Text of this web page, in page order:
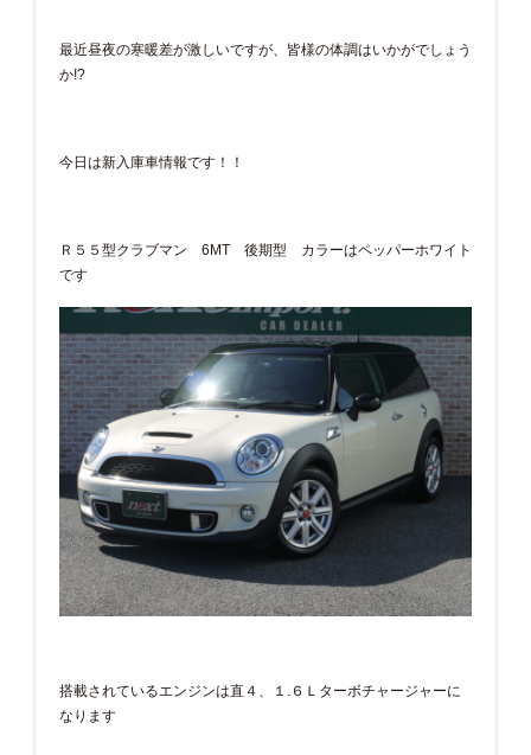
最近昼夜の寒暖差が激しいですが、皆様の体調はいかがでしょう
か!?
今日は新入庫車情報です！！
Ｒ５５型クラブマン 6MT 後期型 カラーはペッパーホワイト
です
搭載されているエンジンは直４、１.６Ｌターボチャージャーに
なります